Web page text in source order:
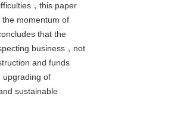
，this paper
momentum of
that the
business，not
and funds
upgrading of
sustainable